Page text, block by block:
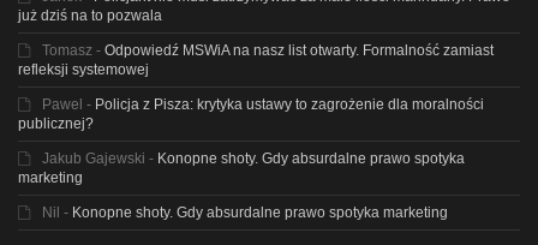
już dziś na to pozwala
Tomasz - Odpowiedź MSWiA na nasz list otwarty. Formalność zamiast
refleksji systemowej
Pawel - Policja z Pisza: krytyka ustawy to zagrożenie dla moralności
publicznej?
Jakub Gajewski - Konopne shoty. Gdy absurdalne prawo spotyka
marketing
Nil - Konopne shoty. Gdy absurdalne prawo spotyka marketing